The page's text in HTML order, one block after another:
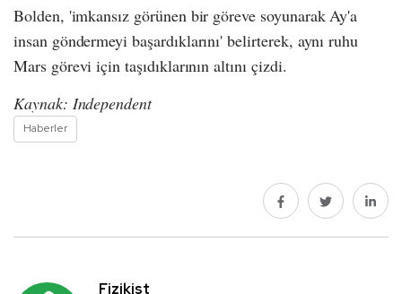
Bolden, 'imkansız görünen bir göreve soyunarak Ay'a
insan göndermeyi başardıklarını' belirterek, aynı ruhu
Mars görevi için taşıdıklarının altını çizdi.
Kaynak: Independent
Haberler
Fizikist